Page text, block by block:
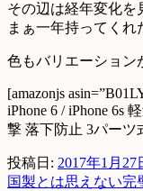
その辺は経年変化を
まぁ一年持ってくれ
色もバリエーション
[amazonjs
iPhone 6 / iPhone 6s
撃 落下防止 3パーツ
投稿日: 2017年1月27
国製とは思えない完